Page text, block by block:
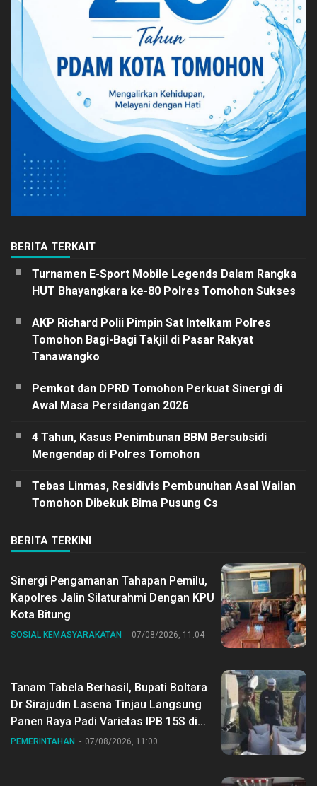
BERITA TERKAIT
Turnamen E-Sport Mobile Legends Dalam Rangka
HUT Bhayangkara ke-80 Polres Tomohon Sukses
AKP Richard Polii Pimpin Sat Intelkam Polres
Tomohon Bagi-Bagi Takjil di Pasar Rakyat
Tanawangko
Pemkot dan DPRD Tomohon Perkuat Sinergi di
Awal Masa Persidangan 2026
4 Tahun, Kasus Penimbunan BBM Bersubsidi
Mengendap di Polres Tomohon
Tebas Linmas, Residivis Pembunuhan Asal Wailan
Tomohon Dibekuk Bima Pusung Cs
BERITA TERKINI
Sinergi Pengamanan Tahapan Pemilu,
Kapolres Jalin Silaturahmi Dengan KPU
Kota Bitung
SOSIAL KEMASYARAKATAN 07/08/2026, 11:04
Tanam Tabela Berhasil, Bupati Boltara
Dr Sirajudin Lasena Tinjau Langsung
Panen Raya Padi Varietas IPB 15S di
Desa Gihang
PEMERINTAHAN 07/08/2026, 11:00